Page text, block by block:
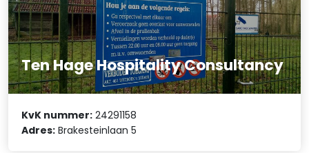
Ten Hage Hospitality Consultancy
KvK nummer: 24291158
Adres: Brakesteinlaan 5